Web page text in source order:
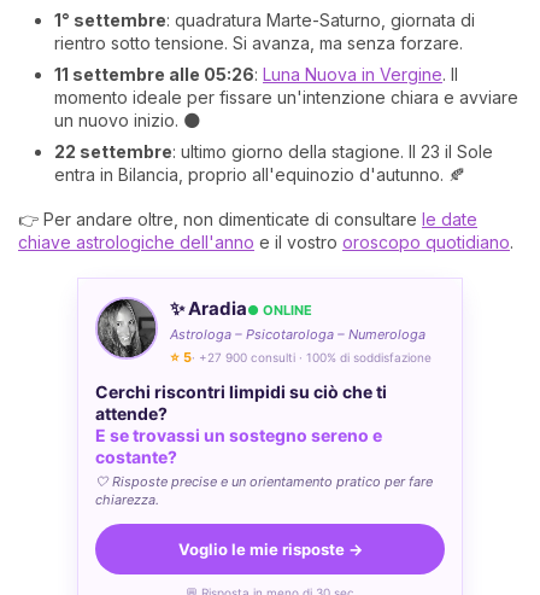
1° settembre: quadratura Marte-Saturno, giornata di
rientro sotto tensione. Si avanza, ma senza forzare.
11 settembre alle 05:26: Luna Nuova in Vergine. Il
momento ideale per fissare un'intenzione chiara e avviare
un nuovo inizio. 🌑
22 settembre: ultimo giorno della stagione. Il 23 il Sole
entra in Bilancia, proprio all'equinozio d'autunno. 🍂
👉 Per andare oltre, non dimenticate di consultare le date
chiave astrologiche dell'anno e il vostro oroscopo quotidiano.
✨ Aradia● ONLINE
Astrologa – Psicotarologa – Numerologa
⭐ 5· +27 900 consulti · 100% di soddisfazione
Cerchi riscontri limpidi su ciò che ti
attende?
E se trovassi un sostegno sereno e
costante?
🤍 Risposte precise e un orientamento pratico per fare
chiarezza.
Voglio le mie risposte →